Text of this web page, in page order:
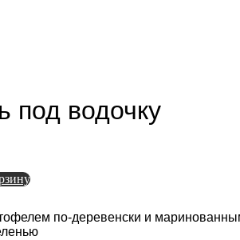
под водочку
по-деревенски и